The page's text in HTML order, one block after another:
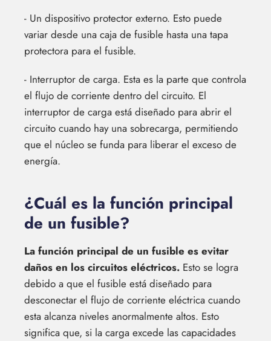
- Un dispositivo protector externo. Esto puede
variar desde una caja de fusible hasta una tapa
protectora para el fusible.
- Interruptor de carga. Esta es la parte que controla
el flujo de corriente dentro del circuito. El
interruptor de carga está diseñado para abrir el
circuito cuando hay una sobrecarga, permitiendo
que el núcleo se funda para liberar el exceso de
energía.
¿Cuál es la función principal
de un fusible?
La función principal de un fusible es evitar
daños en los circuitos eléctricos. Esto se logra
debido a que el fusible está diseñado para
desconectar el flujo de corriente eléctrica cuando
esta alcanza niveles anormalmente altos. Esto
significa que, si la carga excede las capacidades